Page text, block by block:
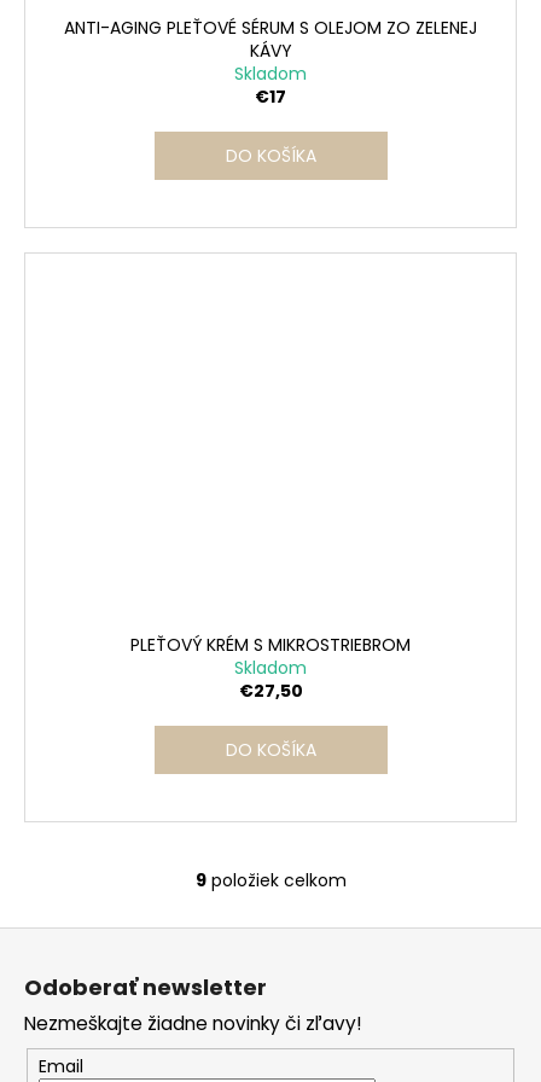
ANTI-AGING PLEŤOVÉ SÉRUM S OLEJOM ZO ZELENEJ
KÁVY
Skladom
€17
DO KOŠÍKA
PLEŤOVÝ KRÉM S MIKROSTRIEBROM
Skladom
€27,50
DO KOŠÍKA
O
v
a
c
9položiek celkom
Z
Odoberať newsletter
Nezmeškajte žiadne novinky či zľavy!
Email